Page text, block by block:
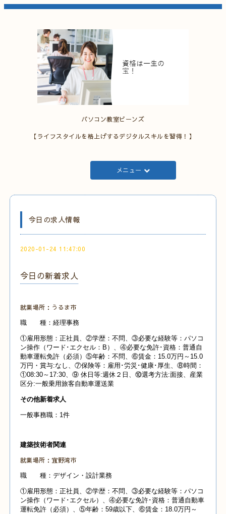
パソコン教室ビーンズ
【ライフスタイルを格上げするデジタルスキルを習得！】
メニュー
今日の求人情報
2020-01-24 11:47:00
今日の新着求人
就業場所：うるま市
職 種：経理事務
①雇用形態：正社員、②学歴：不問、③必要な経験等：パソコ
ン操作（ワード･エクセル：B）、④必要な免許･資格：普通自
動車運転免許（必須）⑤年齢：不問、⑥賃金：15.0万円～15.0
万円・賞与:なし、⑦保険等：雇用･労災･健康･厚生、⑧時間：
①08:30～17:30、⑨ 休日等:週休２日、⑩選考方法:面接、産業
区分:一般乗用旅客自動車運送業
その他新着求人
一般事務職：1件
建築技術者関連
就業場所：宜野湾市
職 種：デザイン・設計業務
①雇用形態：正社員、②学歴：不問、③必要な経験等：パソコ
ン操作（ワード･エクセル）、④必要な免許･資格：普通自動車
運転免許（必須）、⑤年齢：59歳以下、⑥賃金：18.0万円～